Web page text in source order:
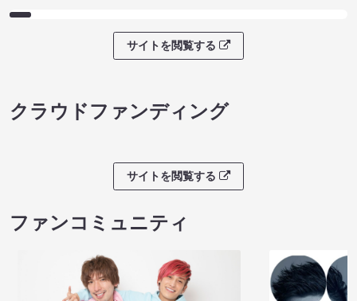
サイトを閲覧する
クラウドファンディング
サイトを閲覧する
ファンコミュニティ